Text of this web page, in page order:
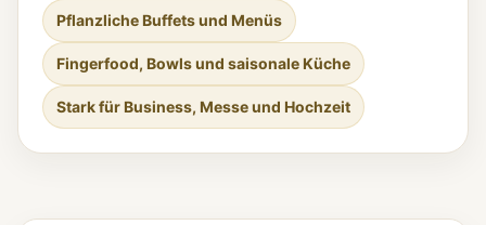
Pflanzliche Buffets und Menüs
Fingerfood, Bowls und saisonale Küche
Stark für Business, Messe und Hochzeit